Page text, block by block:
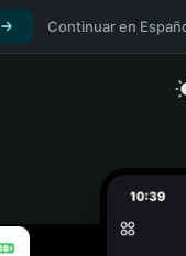
Continuar en